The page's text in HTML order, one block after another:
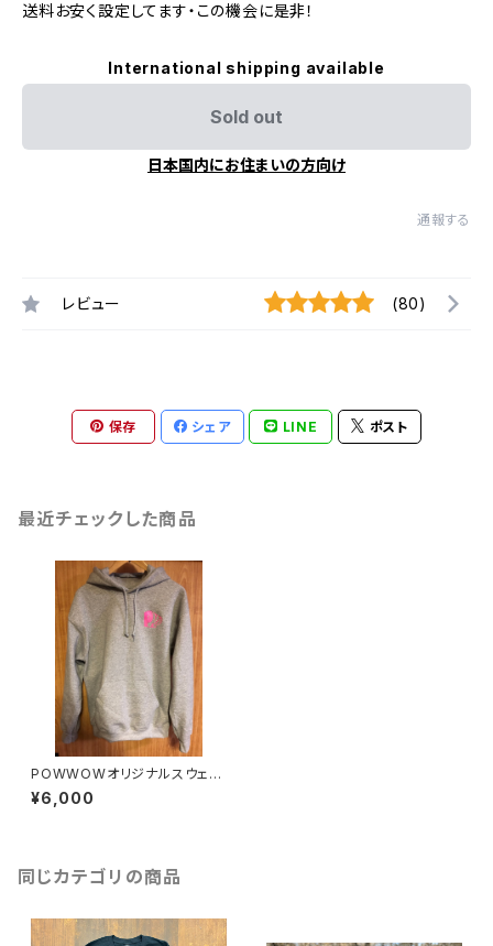
送料お安く設定してます・この機会に是非！
International shipping available
Sold out
日本国内にお住まいの方向け
通報する
レビュー (80)
保存 シェア LINE ポスト
最近チェックした商品
POWWOWオリジナルスウェッ
トフーディ
¥6,000
同じカテゴリの商品